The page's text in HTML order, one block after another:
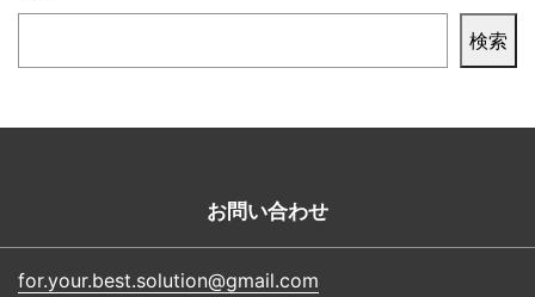
検索
お問い合わせ
for.your.best.solution@gmail.com